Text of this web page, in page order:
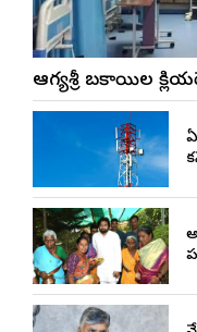
ఆరోగ్యశ్రీ బకాయిల